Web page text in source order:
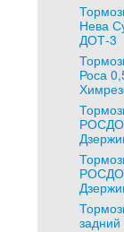
Нева
ДОТ-3
Роса